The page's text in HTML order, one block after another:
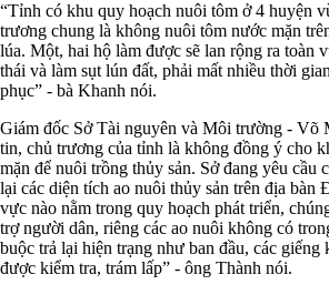
“Tỉnh có khu quy hoạch nuôi tôm ở 4 huyện
trương chung là không nuôi tôm nước mặn
lúa. Một, hai hộ làm được sẽ lan rộng ra toàn
thái và làm sụt lún đất, phải mất nhiều thời
phục” - bà Khanh nói.
Giám đốc Sở Tài nguyên và Môi trường - Võ
tin, chủ trương của tỉnh là không đồng ý cho
mặn để nuôi trồng thủy sản. Sở đang yêu cầu
lại các diện tích ao nuôi thủy sản trên địa
vực nào nằm trong quy hoạch phát triển,
trợ người dân, riêng các ao nuôi không có
buộc trả lại hiện trạng như ban đầu, các giếng
được kiểm tra, trám lấp” - ông Thành nói.